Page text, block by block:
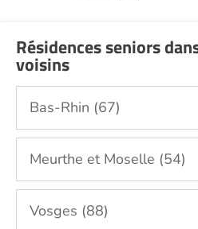
Résidences seniors
voisins
Bas-Rhin (67)
Meurthe et Moselle (54)
Vosges (88)